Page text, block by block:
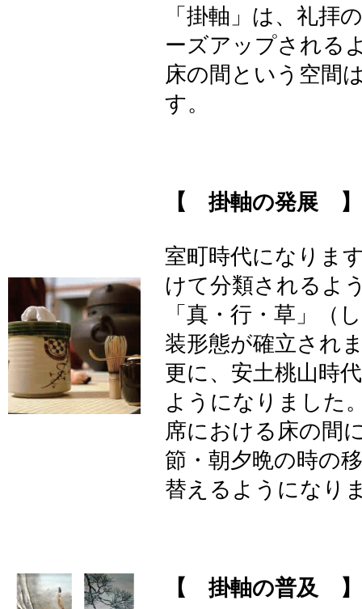
「掛軸」は、礼拝
ーズアップされる
床の間という空間
す。
【 掛軸の発展 】
室町時代になりま
けて分類されるよ
「真・行・草」（
装形態が確立され
更に、安土桃山時
ようになりました
席における床の間
節・朝夕晩の時の
替えるようになり
【 掛軸の普及 】